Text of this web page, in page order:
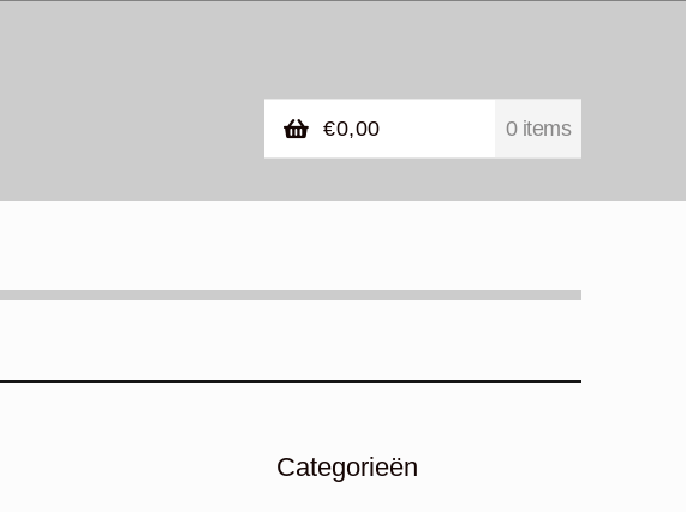
€0,00 0 items
Categorieën